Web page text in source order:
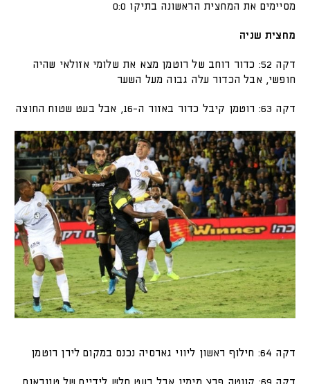
מסיימים את המחצית הראשונה בתיקו 0:0
מחצית שניה
דקה 52: כדור רוחב של רוטמן מצא את שלומי אזולאי שהיה
חופשי, אבל הכדור עלה גבוה מעל השער
דקה 63: רוטמן קיבל כדור באזור ה-16, אבל בעט שטוח החוצה
דקה 64: חילוף ראשון ליווי גארסיה נכנס במקום לירן רוטמן